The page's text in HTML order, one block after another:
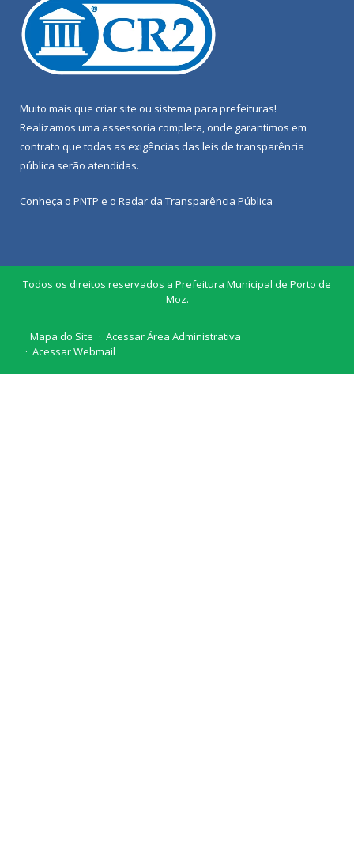
Muito mais que criar site ou sistema para prefeituras!
Realizamos uma assessoria completa, onde garantimos em
contrato que todas as exigências das leis de transparência
pública serão atendidas.
Conheça o PNTP e o Radar da Transparência Pública
Todos os direitos reservados a Prefeitura Municipal de Porto de
Moz.
Mapa do Site
Acessar Área Administrativa
Acessar Webmail